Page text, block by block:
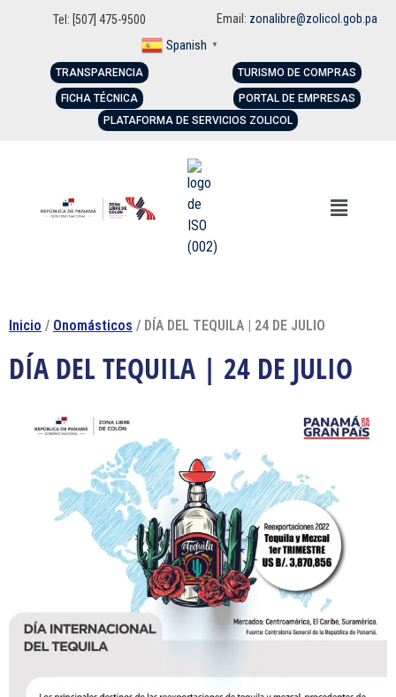
Tel: [507] 475-9500 Email: zonalibre@zolicol.gob.pa
Spanish ▼
TRANSPARENCIA
FICHA TÉCNICA
TURISMO DE COMPRAS
PORTAL DE EMPRESAS
PLATAFORMA DE SERVICIOS ZOLICOL
Inicio / Onomásticos / DÍA DEL TEQUILA | 24 DE JULIO
DÍA DEL TEQUILA | 24 DE JULIO